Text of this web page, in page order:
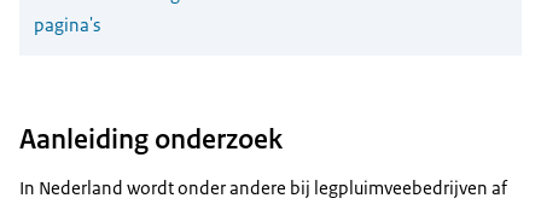
pagina's
Aanleiding onderzoek
In Nederland wordt onder andere bij legpluimveebedrijven af